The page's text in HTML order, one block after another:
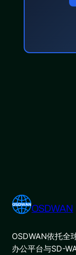
OSDWAN
OSDWAN依托全
办公平台与SD-